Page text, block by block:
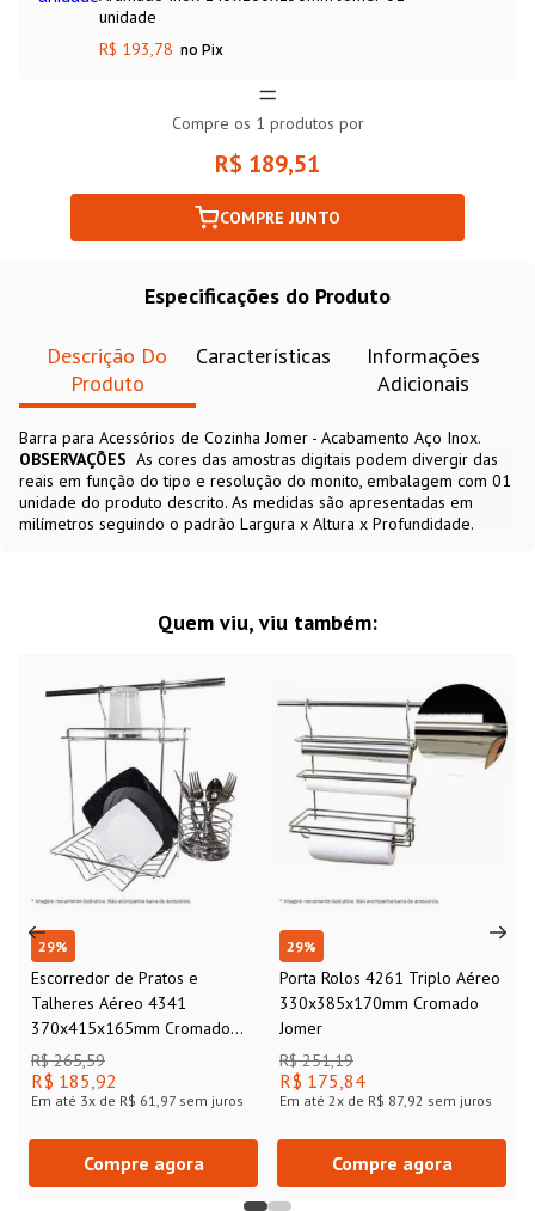
unidade
R$ 193,78 no Pix
Compre os 1 produtos por
R$ 189,51
COMPRE JUNTO
Especificações do Produto
Descrição Do
Produto
Características
Informações
Adicionais
Barra para Acessórios de Cozinha Jomer - Acabamento Aço Inox.
OBSERVAÇÕES As cores das amostras digitais podem divergir das
reais em função do tipo e resolução do monito, embalagem com 01
unidade do produto descrito. As medidas são apresentadas em
milímetros seguindo o padrão Largura x Altura x Profundidade.
Quem viu, viu também:
29%
Escorredor de Pratos e
Talheres Aéreo 4341
370x415x165mm Cromado
Jomer
R$ 265,59
R$ 185,92
Em até 3x de R$ 61,97 sem juros
Compre agora
29%
Porta Rolos 4261 Triplo Aéreo
330x385x170mm Cromado
Jomer
R$ 251,19
R$ 175,84
Em até 2x de R$ 87,92 sem juros
Compre agora